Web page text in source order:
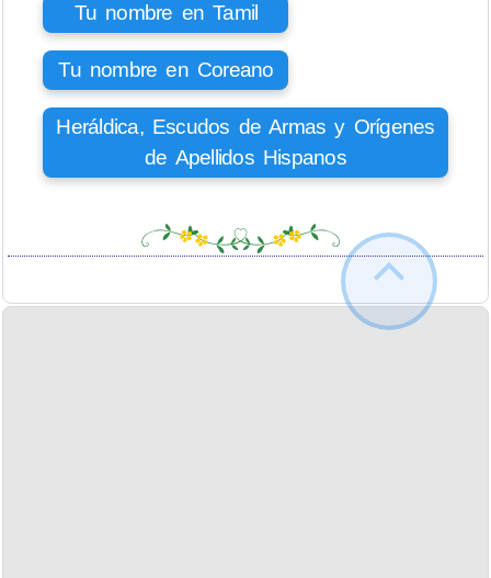
Tu nombre en Tamil
Tu nombre en Coreano
Heráldica, Escudos de Armas y Orígenes
de Apellidos Hispanos